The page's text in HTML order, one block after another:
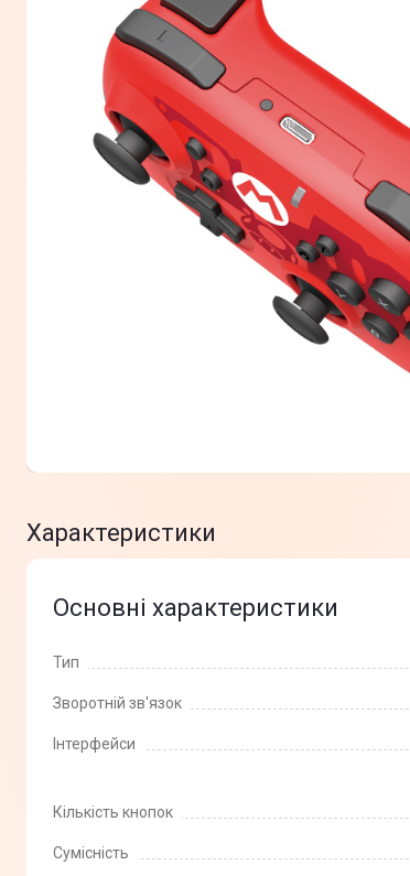
Характеристики
Основні характеристики
Тип
Зворотній зв'язок
Інтерфейси
Кількість кнопок
Сумісність